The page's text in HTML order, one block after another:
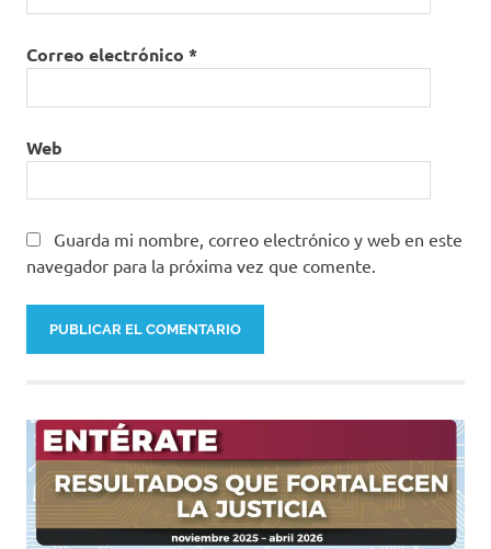
Correo electrónico *
Web
Guarda mi nombre, correo electrónico y web en este
navegador para la próxima vez que comente.